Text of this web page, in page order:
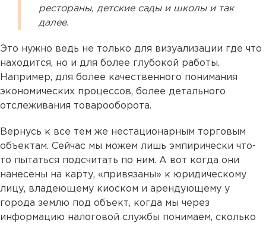
рестораны, детские сады и школы и так
далее.
Это нужно ведь не только для визуализации где что
находится, но и для более глубокой работы.
Например, для более качественного понимания
экономических процессов, более детального
отслеживания товарооборота.
Вернусь к все тем же нестационарным торговым
объектам. Сейчас мы можем лишь эмпирически что-
то пытаться подсчитать по ним. А вот когда они
нанесены на карту, «привязаны» к юридическому
лицу, владеющему киоском и арендующему у
города землю под объект, когда мы через
информацию налоговой службы понимаем, сколько